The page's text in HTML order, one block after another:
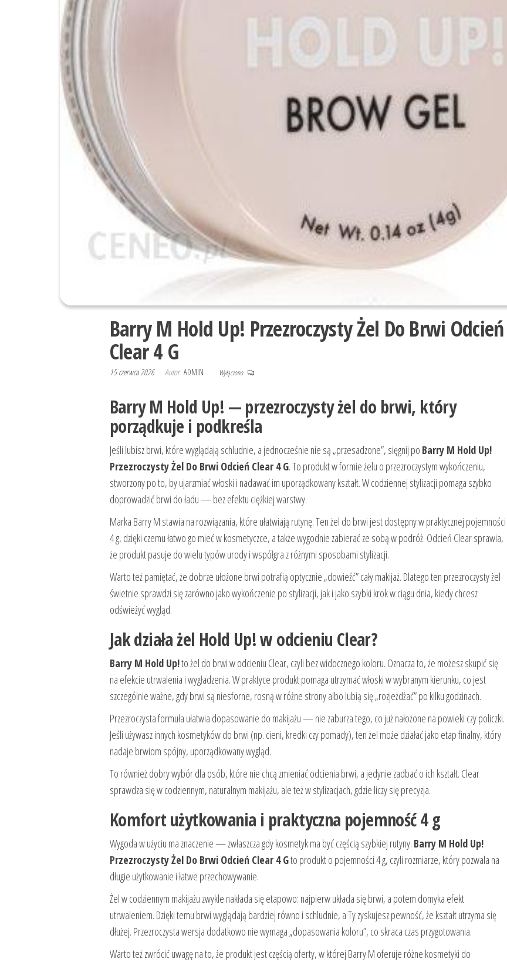
Barry M Hold Up! Przezroczysty Żel Do Brwi Odcień
Clear 4 G
15 czerwca 2026 Autor ADMIN Wyłączono
Barry M Hold Up! — przezroczysty żel do brwi, który
porządkuje i podkreśla
Jeśli lubisz brwi, które wyglądają schludnie, a jednocześnie nie są „przesadzone”, sięgnij po Barry M Hold Up!
Przezroczysty Żel Do Brwi Odcień Clear 4 G. To produkt w formie żelu o przezroczystym wykończeniu,
stworzony po to, by ujarzmiać włoski i nadawać im uporządkowany kształt. W codziennej stylizacji pomaga szybko
doprowadzić brwi do ładu — bez efektu ciężkiej warstwy.
Marka Barry M stawia na rozwiązania, które ułatwiają rutynę. Ten żel do brwi jest dostępny w praktycznej pojemności
4 g, dzięki czemu łatwo go mieć w kosmetyczce, a także wygodnie zabierać ze sobą w podróż. Odcień Clear sprawia,
że produkt pasuje do wielu typów urody i współgra z różnymi sposobami stylizacji.
Warto też pamiętać, że dobrze ułożone brwi potrafią optycznie „dowieźć” cały makijaż. Dlatego ten przezroczysty żel
świetnie sprawdzi się zarówno jako wykończenie po stylizacji, jak i jako szybki krok w ciągu dnia, kiedy chcesz
odświeżyć wygląd.
Jak działa żel Hold Up! w odcieniu Clear?
Barry M Hold Up!to żel do brwi w odcieniu Clear, czyli bez widocznego koloru. Oznacza to, że możesz skupić się
na efekcie utrwalenia i wygładzenia. W praktyce produkt pomaga utrzymać włoski w wybranym kierunku, co jest
szczególnie ważne, gdy brwi są niesforne, rosną w różne strony albo lubią się „rozjeżdżać” po kilku godzinach.
Przezroczysta formuła ułatwia dopasowanie do makijażu — nie zaburza tego, co już nałożone na powieki czy policzki.
Jeśli używasz innych kosmetyków do brwi (np. cieni, kredki czy pomady), ten żel może działać jako etap finalny, który
nadaje brwiom spójny, uporządkowany wygląd.
To również dobry wybór dla osób, które nie chcą zmieniać odcienia brwi, a jedynie zadbać o ich kształt. Clear
sprawdza się w codziennym, naturalnym makijażu, ale też w stylizacjach, gdzie liczy się precyzja.
Komfort użytkowania i praktyczna pojemność 4 g
Wygoda w użyciu ma znaczenie — zwłaszcza gdy kosmetyk ma być częścią szybkiej rutyny. Barry M Hold Up!
Przezroczysty Żel Do Brwi Odcień Clear 4 Gto produkt o pojemności 4 g, czyli rozmiarze, który pozwala na
długie użytkowanie i łatwe przechowywanie.
Żel w codziennym makijażu zwykle nakłada się etapowo: najpierw układa się brwi, a potem domyka efekt
utrwaleniem. Dzięki temu brwi wyglądają bardziej równo i schludnie, a Ty zyskujesz pewność, że kształt utrzyma się
dłużej. Przezroczysta wersja dodatkowo nie wymaga „dopasowania koloru”, co skraca czas przygotowania.
Warto też zwrócić uwagę na to, że produkt jest częścią oferty, w której Barry M oferuje różne kosmetyki do